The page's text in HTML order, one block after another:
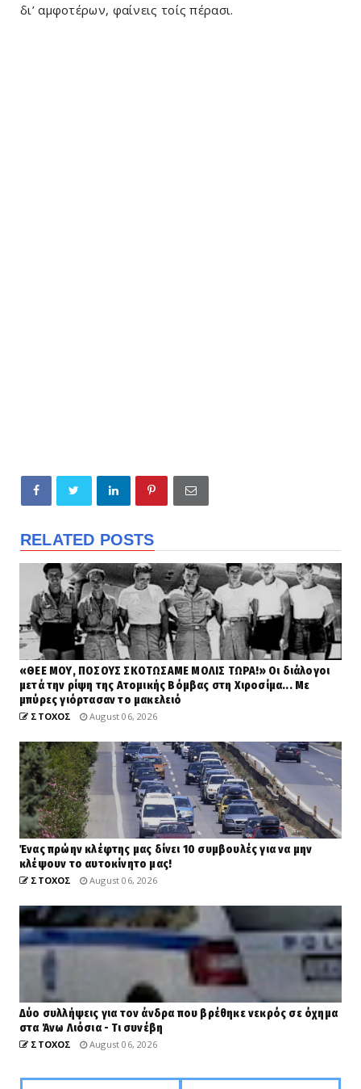
δι’ αμφοτέρων, φαίνεις τοίς πέρασι.
RELATED POSTS
«ΘΕΕ ΜΟΥ, ΠΟΣΟΥΣ ΣΚΟΤΩΣΑΜΕ ΜΟΛΙΣ ΤΩΡΑ!» Οι διάλογοι
μετά την ρίψη της Ατομικής Βόμβας στη Χιροσίμα... Με
μπύρες γιόρτασαν το μακελειό
ΣΤΟΧΟΣ August 06, 2026
Ένας πρώην κλέφτης μας δίνει 10 συμβουλές για να μην
κλέψουν το αυτοκίνητο μας!
ΣΤΟΧΟΣ August 06, 2026
Δύο συλλήψεις για τον άνδρα που βρέθηκε νεκρός σε όχημα
στα Άνω Λιόσια - Τι συνέβη
ΣΤΟΧΟΣ August 06, 2026